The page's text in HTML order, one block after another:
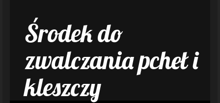
Środek do
zwalczania pcheł i
kleszczy